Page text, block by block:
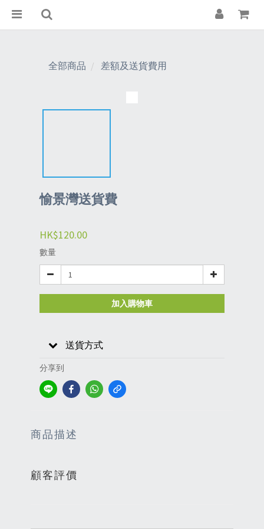
全部商品 差額及送貨費用
愉景灣送貨費
HK$120.00
數量
加入購物車
送貨方式
分享到
商品描述
顧客評價